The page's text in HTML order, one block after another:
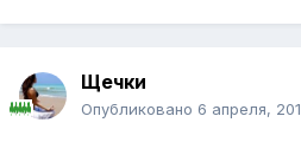
Щечки
Опубликовано 6 апреля,